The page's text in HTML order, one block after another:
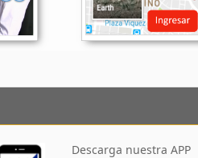
Descarga nuestra APP